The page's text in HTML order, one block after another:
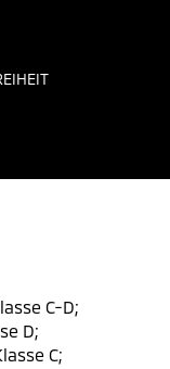
C-D;
D;
C;